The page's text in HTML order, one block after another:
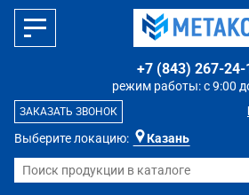
Выберите локацию: Казань
режим работы: с 9:00
+7 (843) 267-24-
ЗАКАЗАТЬ ЗВОНОК